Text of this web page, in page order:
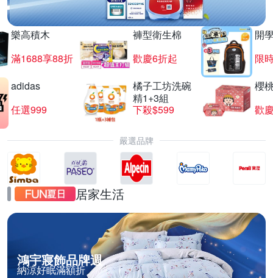
樂高積木
滿1688享88折
褲型衛生棉
歡慶6折起
開
限
adidas
任選999
橘子工坊洗碗
精1+3組
下殺$599
櫻
歡
嚴選品牌
居家生活
鴻宇寢飾品牌週
納涼好眠滿額折